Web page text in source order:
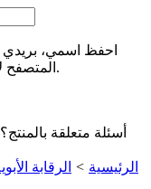
احفظ اسمي، بريدي
المتصفح لاستخدامه في المرة المقبلة التي أعلق فيها.
أسئلة متعلقة بالمنتج؟
الرئيسية > الرقابة